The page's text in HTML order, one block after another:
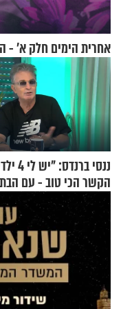
אחרית הימים חלק א’ -
ננסי
הקשר הכי טוב - עם הבת
החרדית"